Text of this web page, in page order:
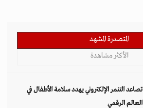
المتصدرة المشهد
الأكثر مشاهدة
تصاعد التنمر الإلكتروني يهدد سلامة الأطفال في
العالم الرقمي